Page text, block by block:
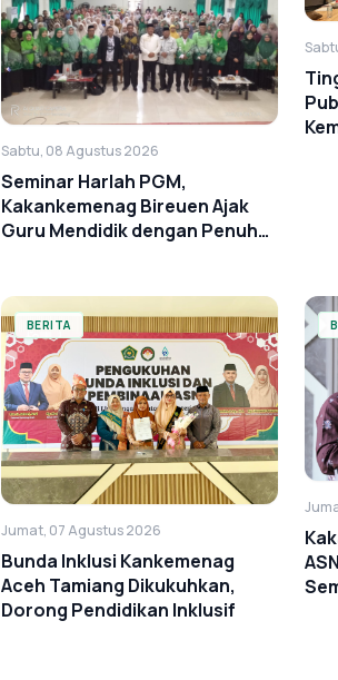
Sabtu, 08 Agustus 2026
Seminar Harlah PGM,
Kakankemenag Bireuen Ajak
Guru Mendidik dengan Penuh
BERITA
Jumat, 07 Agustus 2026
Bunda Inklusi Kankemenag
Aceh Tamiang Dikukuhkan,
Dorong Pendidikan Inklusif